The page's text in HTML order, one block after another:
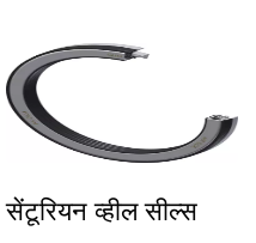
सेंटूरियन व्हील सील्स